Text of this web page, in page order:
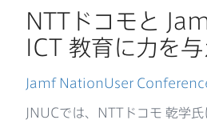
NTT ドコモと
ICT 教育に​力を​与
Jamf NationUser
JNUCでは、 NTT ドコモ 乾学氏